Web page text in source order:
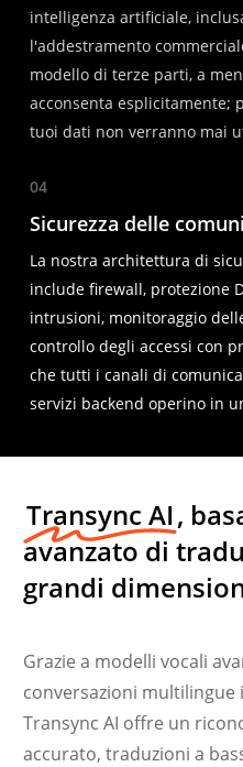
intelligenza artificiale,
l'addestramento
modello di terze parti, a
acconsenta esplicitamente;
tuoi dati non verranno mai
04
Sicurezza delle
La nostra architettura di
include firewall, protezione
intrusioni, monitoraggio
controllo degli accessi con
che tutti i canali di
servizi backend operino in
Transync AI,
avanzato di
grandi
Grazie a modelli vocali
conversazioni multilingue
Transync AI offre un
accurato, traduzioni a